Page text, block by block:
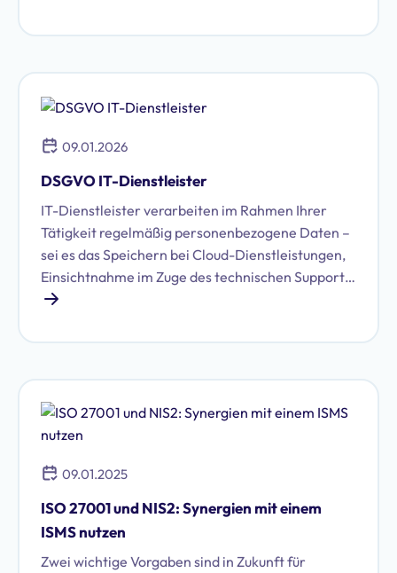
vergibt seit Dezember 2023 als erste
Datenschutz-Konformität damit erstmals EU-
09.01.2026
DSGVO IT-Dienstleister
IT-Dienstleister verarbeiten im Rahmen Ihrer
Tätigkeit regelmäßig personenbezogene Daten –
sei es das Speichern bei Cloud-Dienstleistungen,
Einsichtnahme im Zuge des technischen Supports
oder das Auslesen und Auswerten von Daten
auf personenbezogene Daten, den IT-
Dienstleister eine ganz besondere Rolle. Wir
erklären Ihnen, was es zu beachten gibt.
09.01.2025
ISO 27001 und NIS2: Synergien mit einem
ISMS nutzen
Zwei wichtige Vorgaben sind in Zukunft für